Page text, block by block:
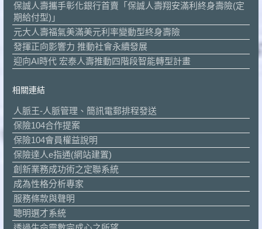
保誠人壽攜手彰化銀行首賣「保誠人壽翔安滿利終身壽險(定
期給付型)」
元大人壽福氣美滿美元利率變動型終身壽險
發揮正向影響力 推動社會永續發展
迎向AI時代 宏泰人壽推動四階段智能轉型計畫
相關連結
人脈王-人脈管理、簡訊電郵排程發送
保險104合作提案
保險104會員權益說明
保險達人e指通(網站建置)
創新業務成功術之定聯系統
成為性格分析專家
服務條款與聲明
聰明選才系統